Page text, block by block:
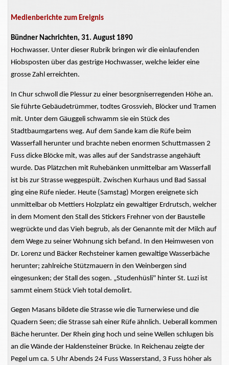
Medienberichte zum Ereignis
Bündner Nachrichten, 31. August 1890
Hochwasser. Unter dieser Rubrik bringen wir die einlaufenden
Hiobsposten über das gestrige Hochwasser, welche leider eine
grosse Zahl erreichten.
In Chur schwoll die Plessur zu einer besorgniserregenden Höhe an.
Sie führte Gebäudetrümmer, todtes Grossvieh, Blöcker und Tramen
mit. Unter dem Gäuggeli schwamm sie ein Stück des
Stadtbaumgartens weg. Auf dem Sande kam die Rüfe beim
Wasserfall herunter und brachte neben enormen Schuttmassen 2
Fuss dicke Blöcke mit, was alles auf der Sandstrasse angehäuft
wurde. Das Plätzchen mit Ruhebänken unmittel bar am Wasserfall
ist bis zur Strasse weggespült. Zwischen Kurhaus und Bad Sassal
ging eine Rüfe nieder. Heute (Samstag) Morgen ereignete sich
unmittelbar ob Mettiers Holzplatz ein gewaltiger Erdrutsch, welcher
in dem Moment den Stall des Stickers Frehner von der Baustelle
wegrückte und das Vieh begrub, als der Genannte mit der Milch auf
dem Wege zu seiner Wohnung sich befand. In den Heimwesen von
Dr. Lorenz und Bäcker Rechsteiner kamen gewaltige Wasserbäche
herunter; zahlreiche Stützmauern in den Weinbergen sind
eingesunken; der Stall des sogen. „Studenhüsli" hinter St. Luzi ist
sammt einem Stück Vieh total demolirt.
Gegen Masans bildete die Strasse wie die Turnerwiese und die
Quadern Seen; die Strasse sah einer Rüfe ähnlich. Ueberall kommen
Bäche herunter. Der Rhein ging hoch und seine Wellen schlugen bis
an die Wände der Haldensteiner Brücke. In Reichenau zeigte der
Pegel um ca. 5 Uhr Abends 24 Fuss Wasserstand, 3 Fuss höher als